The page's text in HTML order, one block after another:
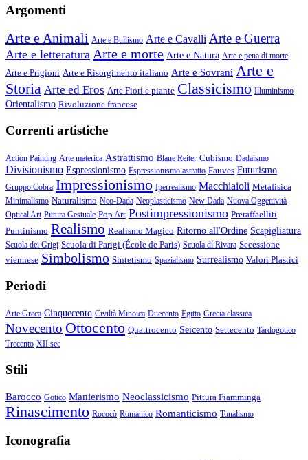
Argomenti
Arte e Animali Arte e Bullismo Arte e Cavalli Arte e Guerra
Arte e letteratura Arte e morte Arte e Natura Arte e pena di morte
Arte e Prigioni Arte e Risorgimento italiano Arte e Sovrani Arte e
Storia Arte ed Eros Arte Fiori e piante Classicismo Illuminismo
Orientalismo Rivoluzione francese
Correnti artistiche
Action Painting Arte materica Astrattismo Blaue Reiter Cubismo Dadaismo
Divisionismo Espressionismo Espressionismo astratto Fauves Futurismo
Gruppo Cobra Impressionismo Iperrealismo Macchiaioli Metafisica
Minimalismo Naturalismo Neo-Dada Neoplasticismo New Dada Nuova Oggettività
Optical Art Pittura Gestuale Pop Art Postimpressionismo Preraffaelliti
Puntinismo Realismo Realismo Magico Ritorno all'Ordine Scapigliatura
Scuola dei Grigi Scuola di Parigi (École de Paris) Scuola di Rivara Secessione
viennese Simbolismo Sintetismo Spazialismo Surrealismo Valori Plastici
Periodi
Arte Greca Cinquecento Civiltà Minoica Duecento Egitto Grecia classica
Novecento Ottocento Quattrocento Seicento Settecento Tardogotico
Trecento XII sec
Stili
Barocco Gotico Manierismo Neoclassicismo Pittura Fiamminga
Rinascimento Rococò Romanico Romanticismo Tonalismo
Iconografia